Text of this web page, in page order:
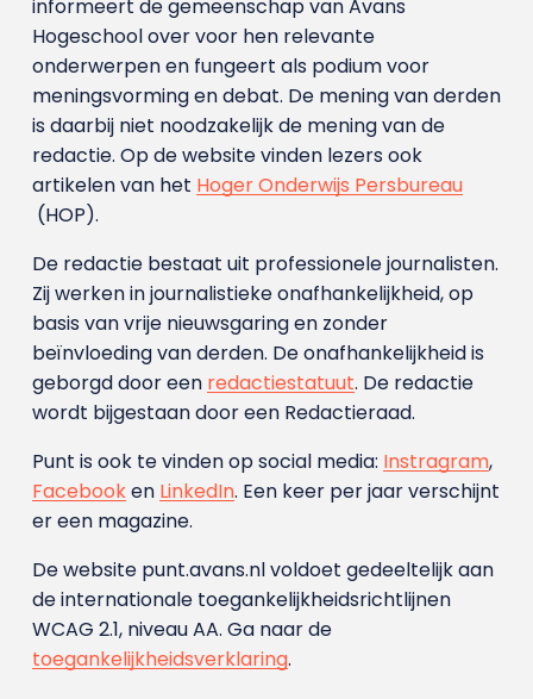
informeert de gemeenschap van Avans
Hogeschool over voor hen relevante
onderwerpen en fungeert als podium voor
meningsvorming en debat. De mening van derden
is daarbij niet noodzakelijk de mening van de
redactie. Op de website vinden lezers ook
artikelen van het Hoger Onderwijs Persbureau
(HOP).
De redactie bestaat uit professionele journalisten.
Zij werken in journalistieke onafhankelijkheid, op
basis van vrije nieuwsgaring en zonder
beïnvloeding van derden. De onafhankelijkheid is
geborgd door een redactiestatuut. De redactie
wordt bijgestaan door een Redactieraad.
Punt is ook te vinden op social media: Instragram,
Facebooken LinkedIn. Een keer per jaar verschijnt
er een magazine.
De website punt.avans.nl voldoet gedeeltelijk aan
de internationale toegankelijkheidsrichtlijnen
WCAG 2.1, niveau AA. Ga naar de
toegankelijkheidsverklaring.